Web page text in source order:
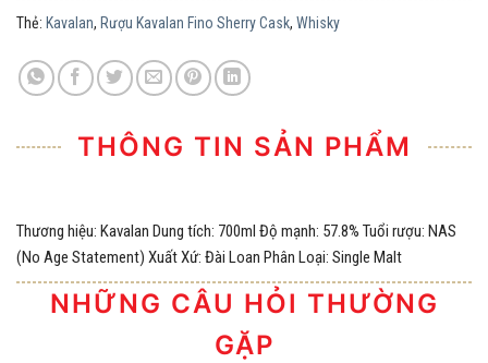
Thẻ: Kavalan, Rượu Kavalan Fino Sherry Cask, Whisky
THÔNG TIN SẢN PHẨM
Thương hiệu: Kavalan Dung tích: 700ml Độ mạnh: 57.8% Tuổi rượu: NAS
(No Age Statement) Xuất Xứ: Đài Loan Phân Loại: Single Malt
NHỮNG CÂU HỎI THƯỜNG
GẶP